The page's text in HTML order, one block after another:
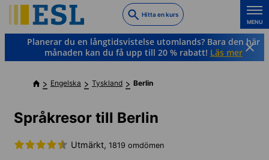
to
main
content
Hitta en kurs
MENU
Planerar du en långtidsvistelse utomlands? Bara den här
månaden kan du få upp till 20 % rabatt! Läs mer
Engelska Tyskland Berlin
Språkresor till Berlin
Utmärkt, 1819 omdömen